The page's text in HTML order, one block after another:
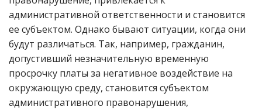
административной ответственности и становится
ее субъектом. Однако бывают ситуации, когда они
будут различаться. Так, например, гражданин,
допустивший незначительную временную
просрочку платы за негативное воздействие на
окружающую среду, становится субъектом
административного правонарушения,